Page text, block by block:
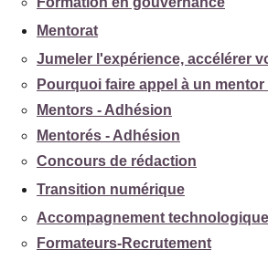
Mentorat
Jumeler l'expérience, accélérer
Pourquoi faire appel à un mentor
Mentors - Adhésion
Mentorés - Adhésion
Concours de rédaction
Transition numérique
Accompagnement technologique
Formateurs-Recrutement